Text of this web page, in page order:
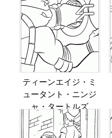
ティーンエイジ・ミ
ュータント・ニンジ
ャ・タートルズ